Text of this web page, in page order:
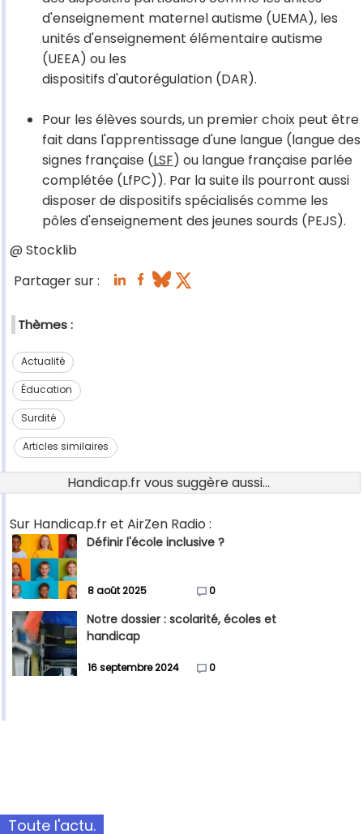
d'enseignement maternel autisme (UEMA), les
unités d'enseignement élémentaire autisme
(UEEA) ou les
dispositifs d'autorégulation (DAR).
Pour les élèves sourds, un premier choix peut être
fait dans l'apprentissage d'une langue (langue des
signes française (LSF) ou langue française parlée
complétée (LfPC)). Par la suite ils pourront aussi
disposer de dispositifs spécialisés comme les
pôles d'enseignement des jeunes sourds (PEJS).
@ Stocklib
Partager sur :
Thèmes :
Actualité
Éducation
Surdité
Articles similaires
Handicap.fr vous suggère aussi...
Sur Handicap.fr et AirZen Radio :
Définir l'école inclusive ?
8 août 2025 0
Notre dossier : scolarité, écoles et
handicap
16 septembre 2024 0
Toute l'actu.